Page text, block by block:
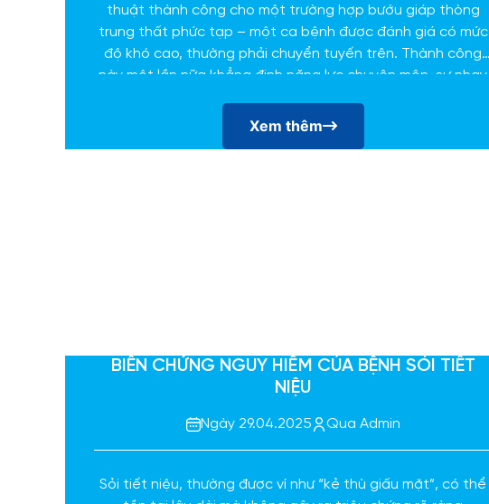
thuật thành công cho một trường hợp bướu giáp thòng
trung thất phức tạp – một ca bệnh được đánh giá có mức
độ khó cao, thường phải chuyển tuyến trên. Thành công
này một lần nữa khẳng định năng lực chuyên môn, sự nhạy
của đội ngũ y bác sĩ tại bệnh viện.
Xem thêm
BIẾN CHỨNG NGUY HIỂM CỦA BỆNH SỎI TIẾT
NIỆU
Ngày 29.04.2025 Qua Admin
Sỏi tiết niệu, thường được ví như “kẻ thù giấu mặt”, có thể